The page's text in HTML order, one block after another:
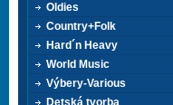
Oldies
Country+Folk
Hard´n Heavy
World Music
Výbery-Various
Detská tvorba